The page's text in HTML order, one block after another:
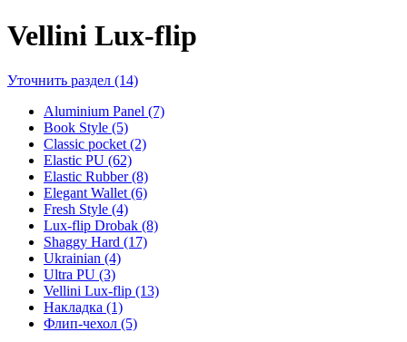
Vellini Lux-flip
Уточнить раздел (14)
Aluminium Panel (7)
Book Style (5)
Classic pocket (2)
Elastic PU (62)
Elastic Rubber (8)
Elegant Wallet (6)
Fresh Style (4)
Lux-flip Drobak (8)
Shaggy Hard (17)
Ukrainian (4)
Ultra PU (3)
Vellini Lux-flip (13)
Накладка (1)
Флип-чехол (5)